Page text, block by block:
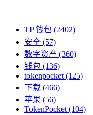
TP 钱包 (2402)
安全 (57)
数字资产 (360)
钱包 (136)
tokenpocket (125)
下载 (466)
苹果 (56)
TokenPocket (104)